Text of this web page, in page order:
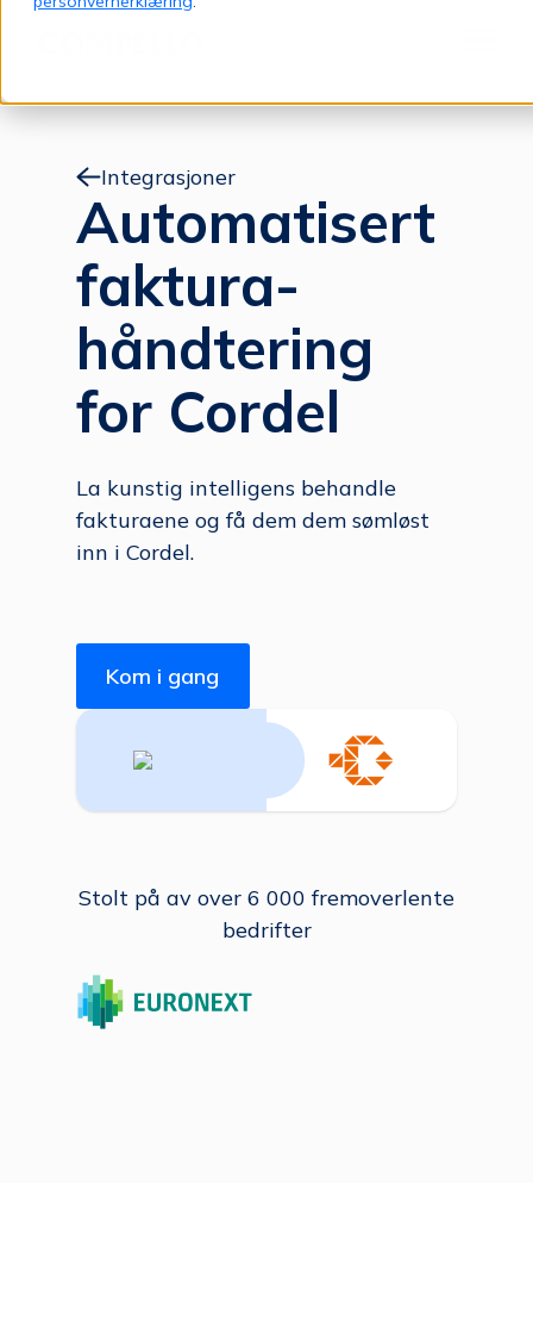
Jump to content
Integrasjoner
Automatisert
faktura­
håndtering
for Cordel
La kunstig intelligens behandle
fakturaene og få dem dem sømløst
inn i Cordel.
Kom i gang
Stolt på av over 6 000 fremoverlente
bedrifter